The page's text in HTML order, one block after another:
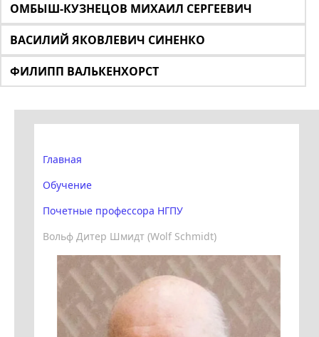
ОМБЫШ-КУЗНЕЦОВ МИХАИЛ СЕРГЕЕВИЧ
ВАСИЛИЙ ЯКОВЛЕВИЧ СИНЕНКО
ФИЛИПП ВАЛЬКЕНХОРСТ
Главная
Обучение
Почетные профессора НГПУ
Вольф Дитер Шмидт (Wolf Schmidt)